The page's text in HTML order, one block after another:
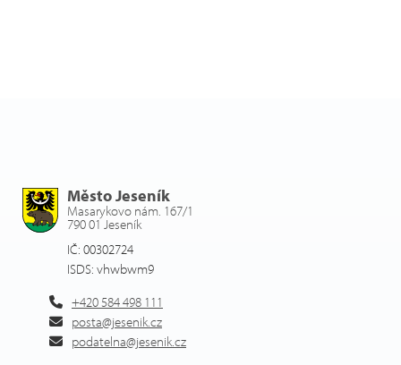
Město Jeseník
Masarykovo nám. 167/1
790 01 Jeseník
IČ: 00302724
ISDS: vhwbwm9
+420 584 498 111
posta@jesenik.cz
podatelna@jesenik.cz